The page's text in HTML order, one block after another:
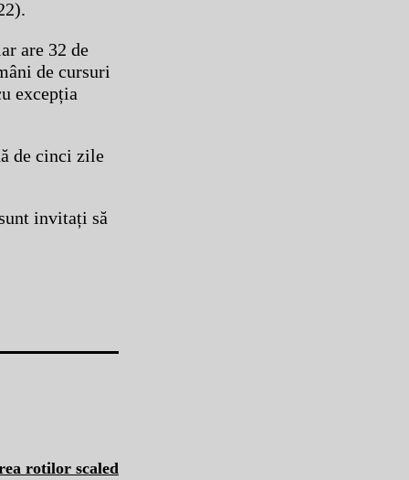
are 32 de
de cursuri
excepția
de cinci zile
invitați să